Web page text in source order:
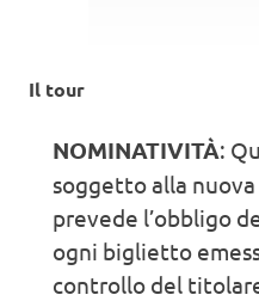
Il tour
NOMINATIVITÀ:
soggetto alla
prevede l’obbligo
ogni biglietto
controllo del